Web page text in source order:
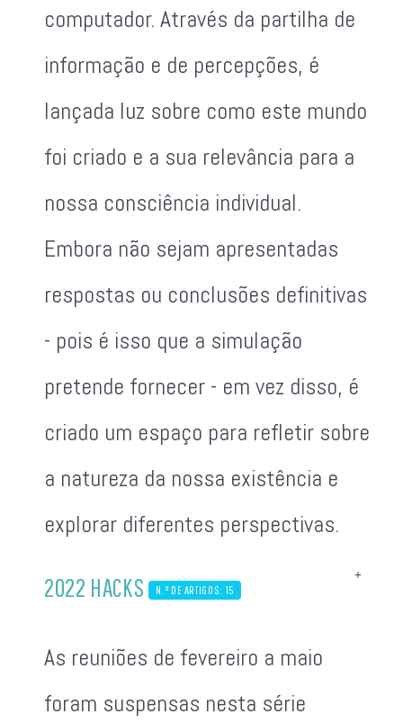
computador. Através da partilha de
informação e de percepções, é
lançada luz sobre como este mundo
foi criado e a sua relevância para a
nossa consciência individual.
Embora não sejam apresentadas
respostas ou conclusões definitivas
- pois é isso que a simulação
pretende fornecer - em vez disso, é
criado um espaço para refletir sobre
a natureza da nossa existência e
explorar diferentes perspectivas.
2022 HACKS N.º DE ARTIGOS: 15
As reuniões de fevereiro a maio
foram suspensas nesta série